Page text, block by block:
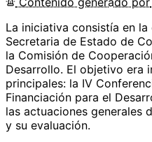
La iniciativa consistía en
Secretaria de Estado de
la Comisión de
Desarrollo. El objetivo era
principales: la IV
Financiación para el
las actuaciones generales
y su evaluación.